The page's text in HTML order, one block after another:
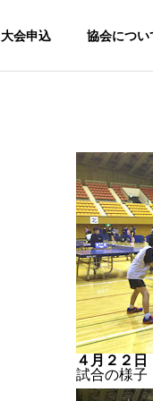
大会申込 協会につい
４月２２日
試合の様子